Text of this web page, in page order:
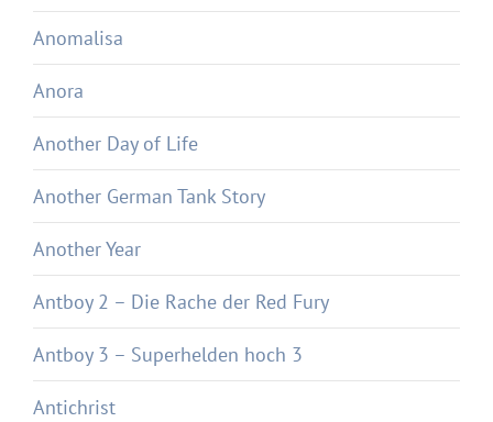
Anomalisa
Anora
Another Day of Life
Another German Tank Story
Another Year
Antboy 2 – Die Rache der Red Fury
Antboy 3 – Superhelden hoch 3
Antichrist